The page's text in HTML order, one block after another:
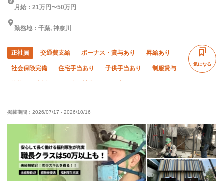
月給：21万円〜50万円
勤務地：千葉, 神奈川
正社員 交通費支給 ボーナス・賞与あり 昇給あり
社会保険完備 住宅手当あり 子供手当あり 制服貸与
残業ゼロ 土日休み 完全週休二日制
車・バイク通勤OK 転勤なし
気になる
掲載期間： 2026/07/17 - 2026/10/16